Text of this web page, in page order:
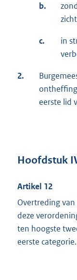
b.
c.
in
2.
eerste lid
Hoofdstuk
Artikel 12
Overtreding
deze
ten hoogste
eerste categorie.